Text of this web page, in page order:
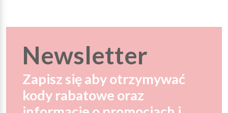
Newsletter
Zapisz się aby otrzymywać
kody rabatowe oraz